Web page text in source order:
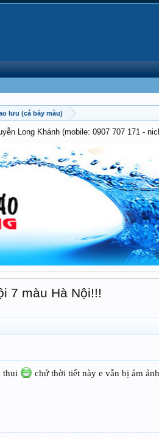
lưu (cá bảy màu)
Long Khánh (mobile: 0907 707 171 -
7 màu Hà Nội!!!
thui chứ thời tiết này e vẫn bị ám